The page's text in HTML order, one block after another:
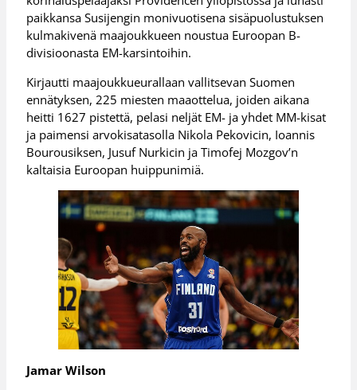
paikkansa Susijengin monivuotisena sisäpuolustuksen
kulmakivenä maajoukkueen noustua Euroopan B-
divisioonasta EM-karsintoihin.
Kirjautti maajoukkueurallaan vallitsevan Suomen
ennätyksen, 225 miesten maaottelua, joiden aikana
heitti 1627 pistettä, pelasi neljät EM- ja yhdet MM-kisat
ja paimensi arvokisatasolla Nikola Pekovicin, Ioannis
Bourousiksen, Jusuf Nurkicin ja Timofej Mozgov’n
kaltaisia Euroopan huippunimiä.
Jamar Wilson